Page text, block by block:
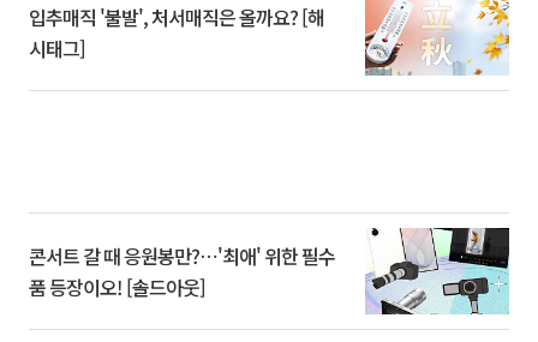
입추매직 '불발', 처서매직은 올까요? [해
시태그]
콘서트 갈 때 응원봉만?⋯'최애' 위한 필수
품 등장이오! [솔드아웃]